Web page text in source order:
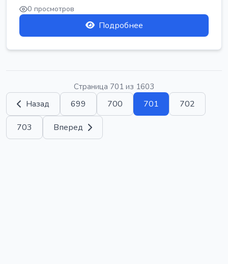
0 просмотров
Подробнее
Страница 701 из 1603
Назад 699 700 701 702
703 Вперед